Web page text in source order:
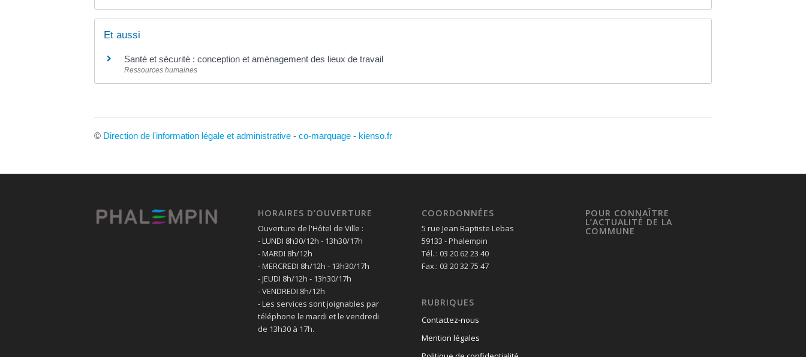
Et aussi
Santé et sécurité : conception et aménagement des lieux de travail
Ressources humaines
© Direction de l'information légale et administrative - co-marquage - kienso.fr
HORAIRES D’OUVERTURE
Ouverture de l'Hôtel de Ville :
- LUNDI 8h30/12h - 13h30/17h
- MARDI 8h/12h
- MERCREDI 8h/12h - 13h30/17h
- JEUDI 8h/12h - 13h30/17h
- VENDREDI 8h/12h
- Les services sont joignables par
téléphone le mardi et le vendredi
de 13h30 à 17h.
COORDONNÉES
5 rue Jean Baptiste Lebas
59133 - Phalempin
Tél. : 03 20 62 23 40
Fax.: 03 20 32 75 47
RUBRIQUES
Contactez-nous
Mention légales
POUR CONNAÎTRE
L’ACTUALITÉ DE LA
COMMUNE